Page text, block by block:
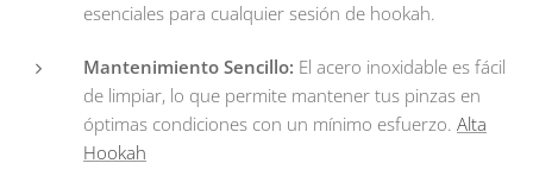
esenciales para cualquier sesión de hookah.
Mantenimiento Sencillo: El acero inoxidable es fácil
de limpiar, lo que permite mantener tus pinzas en
óptimas condiciones con un mínimo esfuerzo. Alta
Hookah